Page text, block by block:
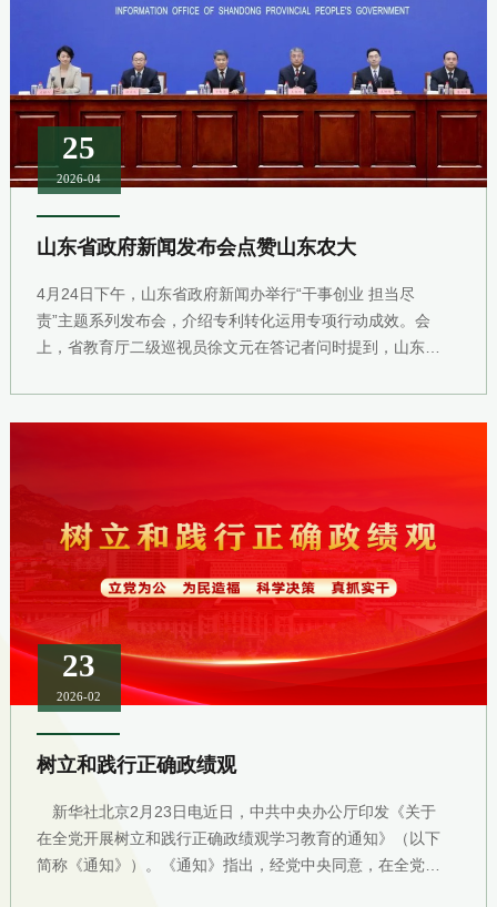
25
2026-04
山东省政府新闻发布会点赞山东农大
4月24日下午，山东省政府新闻办举行“干事创业 担当尽
责”主题系列发布会，介绍专利转化运用专项行动成效。会
上，省教育厅二级巡视员徐文元在答记者问时提到，山东农
重大原始创新突破。
23
2026-02
树立和践行正确政绩观
新华社北京2月23日电近日，中共中央办公厅印发《关于
在全党开展树立和践行正确政绩观学习教育的通知》（以下
简称《通知》）。《通知》指出，经党中央同意，在全党开